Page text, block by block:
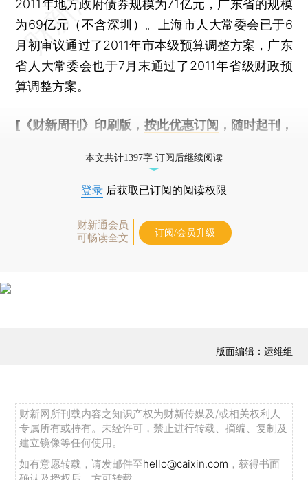
2011年地方政府债券规模为71亿元，广东省的规模
为69亿元（不含深圳）。上海市人大常委会已于6
月初审议通过了2011年市本级预算调整方案，广东
省人大常委会也于7月末通过了2011年省级财政预
算调整方案。
[《财新周刊》印刷版， 按此优惠订阅 ，随时起刊，
本文共计1397字 订阅后继续阅读
登录 后获取已订阅的阅读权限
财新通会员
可畅读全文
订阅/会员升级
版面编辑：运维组
财新网所刊载内容之知识产权为财新传媒及/或相关权利人
专属所有或持有。未经许可，禁止进行转载、摘编、复制及
建立镜像等任何使用。
如有意愿转载，请发邮件至hello@caixin.com ，获得书面